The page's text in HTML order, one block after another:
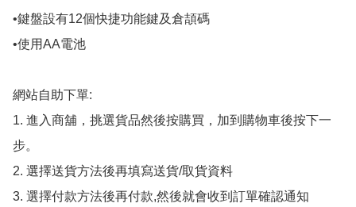
•鍵盤設有12個快捷功能鍵及倉頡碼
•使用AA電池
網站自助下單:
1. 進入商舖，挑選貨品然後按購買，加到購物車後按下一
步。
2. 選擇送貨方法後再填寫送貨/取貨資料
3. 選擇付款方法後再付款,然後就會收到訂單確認通知